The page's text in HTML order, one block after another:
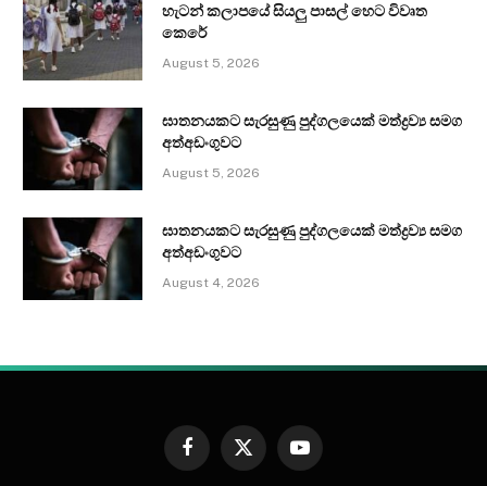
හැටන් කලාපයේ සියලු පාසල් හෙට විවෘත
කෙරේ
August 5, 2026
ඝාතනයකට සැරසුණු පුද්ගලයෙක් මත්ද්‍රව්‍ය සමග
අත්අඩංගුවට
August 5, 2026
ඝාතනයකට සැරසුණු පුද්ගලයෙක් මත්ද්‍රව්‍ය සමග
අත්අඩංගුවට
August 4, 2026
Facebook
X
YouTube